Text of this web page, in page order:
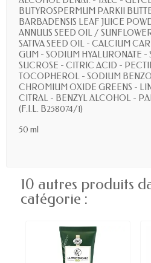
BUTYROSPERMUM PARKII
BARBADENSIS LEAF JUICE
ANNUUS SEED OIL /
SATIVA SEED OIL - CALCIUM
GUM - SODIUM HYALURONATE -
SUCROSE - CITRIC ACID -
TOCOPHEROL - SODIUM
CHROMIUM OXIDE GREENS -
CITRAL - BENZYL ALCOHOL -
(F.I.L. B258074/1)
50 ml
10 autres produits
catégorie :